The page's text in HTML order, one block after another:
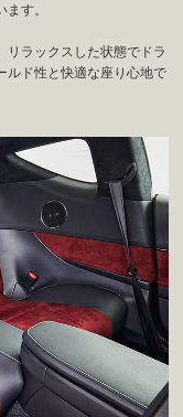
す。
リラックスした状態でドラ
ルド性と快適な座り心地で